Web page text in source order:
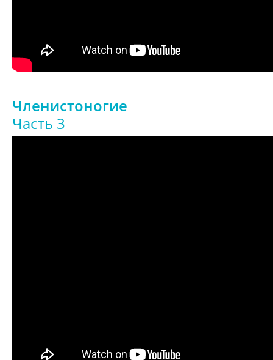
Членистоногие
Часть 3